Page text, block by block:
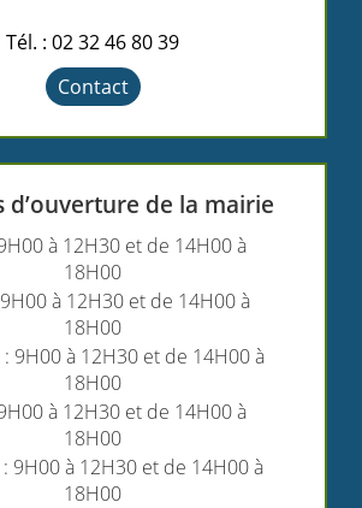
Tél. : 02 32 46 80 39
Contact
d’ouverture de la mairie
à 12H30 et de 14H00 à
18H00
à 12H30 et de 14H00 à
18H00
9H00 à 12H30 et de 14H00 à
18H00
à 12H30 et de 14H00 à
18H00
9H00 à 12H30 et de 14H00 à
18H00